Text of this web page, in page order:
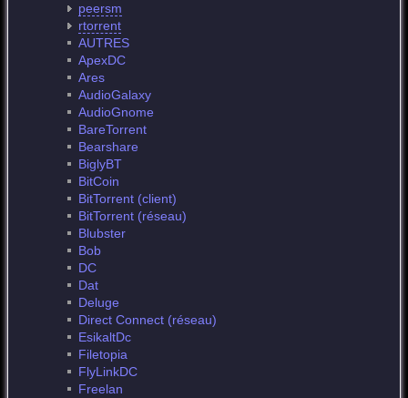
peersm
rtorrent
AUTRES
ApexDC
Ares
AudioGalaxy
AudioGnome
BareTorrent
Bearshare
BiglyBT
BitCoin
BitTorrent (client)
BitTorrent (réseau)
Blubster
Bob
DC
Dat
Deluge
Direct Connect (réseau)
EsikaltDc
Filetopia
FlyLinkDC
Freelan